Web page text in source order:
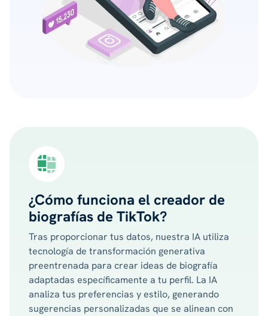
¿Cómo funciona el creador de
biografías de TikTok?
Tras proporcionar tus datos, nuestra IA utiliza
tecnología de transformación generativa
preentrenada para crear ideas de biografía
adaptadas específicamente a tu perfil. La IA
analiza tus preferencias y estilo, generando
sugerencias personalizadas que se alinean con